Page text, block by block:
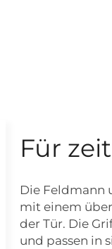
Für
Die Feldmann
mit einem
der Tür. Die
und passen in